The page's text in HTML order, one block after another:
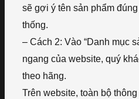
sẽ gợi ý tên sản phẩm
thống.
– Cách 2: Vào “Danh mục
ngang của website, quý
theo hãng.
Trên website, toàn bộ